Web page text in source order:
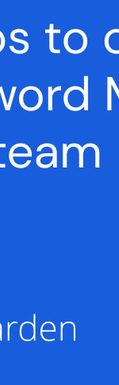
mit nur wenigen